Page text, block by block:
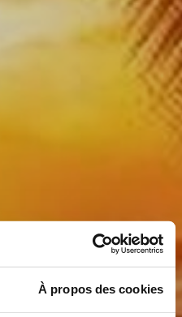
À propos des cookies